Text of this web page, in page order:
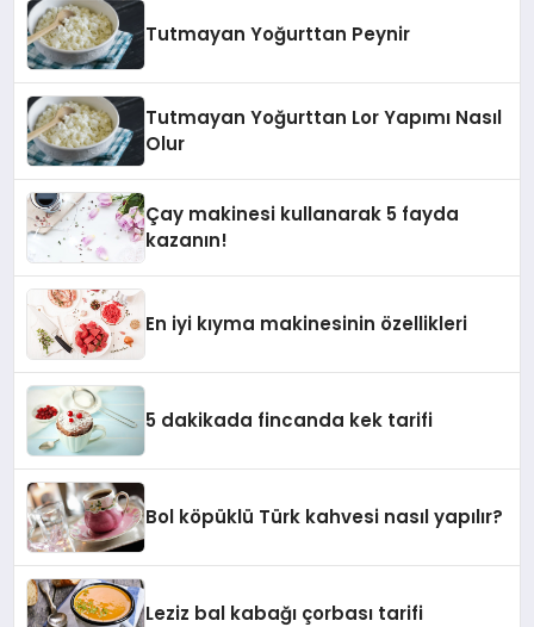
Tutmayan Yoğurttan Peynir
Tutmayan Yoğurttan Lor Yapımı Nasıl
Olur
Çay makinesi kullanarak 5 fayda
kazanın!
En iyi kıyma makinesinin özellikleri
5 dakikada fincanda kek tarifi
Bol köpüklü Türk kahvesi nasıl yapılır?
Leziz bal kabağı çorbası tarifi